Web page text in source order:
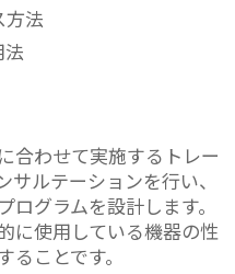
方法
合わせて実施するトレー
ルテーションを行い、
グラムを設計します。
に使用している機器の性
ことです。